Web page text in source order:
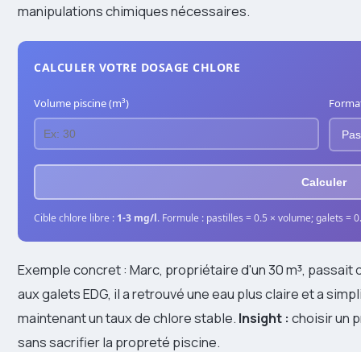
manipulations chimiques nécessaires.
CALCULER VOTRE DOSAGE CHLORE
Volume piscine (m³)
Calculer
Cible chlore libre : 1-3 mg/l. Formule : pastilles = 0.5 × volume; galets =
Exemple concret : Marc, propriétaire d'un 30 m³,
aux galets EDG, il a retrouvé une eau plus claire et a
maintenant un taux de chlore stable. Insight : choisir un
sans sacrifier la propreté piscine.